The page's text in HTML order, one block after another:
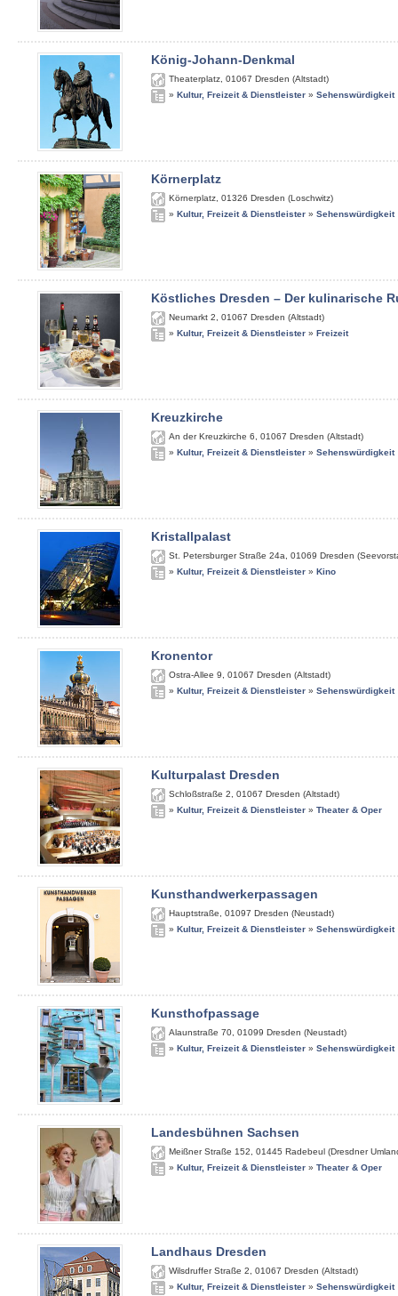
König-Johann-Denkmal
Theaterplatz 01067 Dresden (Altstadt)
» Kultur, Freizeit & Dienstleister » Sehenswürdigkeit
Körnerplatz
Körnerplatz 01326 Dresden (Loschwitz)
» Kultur, Freizeit & Dienstleister » Sehenswürdigkeit
Köstliches Dresden – Der kulinarische
Neumarkt 2 01067 Dresden (Altstadt)
» Kultur, Freizeit & Dienstleister » Freizeit
Kreuzkirche
An der Kreuzkirche 6 01067 Dresden (Altstadt)
» Kultur, Freizeit & Dienstleister » Sehenswürdigkeit
Kristallpalast
St. Petersburger Straße 24a 01069 Dresden
» Kultur, Freizeit & Dienstleister » Kino
Kronentor
Ostra-Allee 9 01067 Dresden (Altstadt)
» Kultur, Freizeit & Dienstleister » Sehenswürdigkeit
Kulturpalast Dresden
Schloßstraße 2 01067 Dresden (Altstadt)
» Kultur, Freizeit & Dienstleister » Theater & Oper
Kunsthandwerkerpassagen
Hauptstraße 01097 Dresden (Neustadt)
» Kultur, Freizeit & Dienstleister » Sehenswürdigkeit
Kunsthofpassage
Alaunstraße 70 01099 Dresden (Neustadt)
» Kultur, Freizeit & Dienstleister » Sehenswürdigkeit
Landesbühnen Sachsen
Meißner Straße 152 01445 Radebeul (Dresdner
» Kultur, Freizeit & Dienstleister » Theater & Oper
Landhaus Dresden
Wilsdruffer Straße 2 01067 Dresden (Altstadt)
» Kultur, Freizeit & Dienstleister » Sehenswürdigkeit